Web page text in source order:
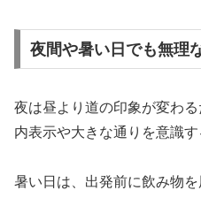
夜間や暑い日でも無理
夜は昼より道の印象が変わ
内表示や大きな通りを意識す
暑い日は、出発前に飲み物